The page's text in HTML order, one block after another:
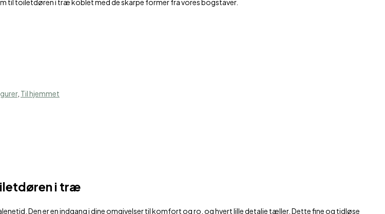
til toiletdøren i træ koblet med de skarpe former fra vores bogstaver.
, Til hjemmet
i træ
Den er en indgang i dine omgivelser til komfort og ro, og hvert lille detalje tæller. Dette fine og tidløse